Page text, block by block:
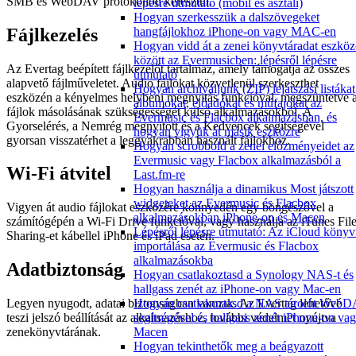
lépésre útmutató (mobil és asztali)
Hogyan szerkesszük a dalszövegeket
hangfájlokhoz iPhone-on vagy MAC-en
Hogyan vidd át a zenei könyvtáradat
között az Evermusicben: lépésről lépésre
útmutató
Hogyan archiváljunk (ZIP) lejátszási
albumokat, előadókat és műfajokat az
Evermusic és Flacbox alkalmazásban, és
hogyan vigyük át másik eszközre
Hogyan scrobbold a zenei előzményeidet az
Evermusic vagy Flacbox alkalmazásból a
Last.fm-re
Hogyan használja a dinamikus Most játszott
widgeteket az Evermusic és Flacbox
alkalmazásokban iPhone-on és Macen
Lépésről lépésre útmutató: Az iCloud
importálása az Evermusic és Flacbox
alkalmazásokba
Hogyan csatlakoztasd a Synology NAS-t és
hallgass zenét az iPhone-on vagy Mac-en
Hogyan csatlakoztasd a NAS tárolót
segítségével és hallgass zenét iPhone-on
Macen
Hogyan tekinthetők meg a beágyazott
Fájlkezelés
Az Evertag beépített fájlkezelőt tartalmaz, amely támogatja az összes
alapvető fájlműveletet. Audio fájlokat közvetlenül szerkeszthet
eszközén a kényelmes helybeni megnyitás funkcióval, megszüntetve
fájlok másolásának szükségességét külső alkalmazásokból. A
Gyorselérés, a Nemrég megnyitott és a Kedvencek segítségével
gyorsan visszatérhet a leggyakrabban használt fájlokhoz.
Wi-Fi átvitel
Vigyen át audio fájlokat eszközére könnyedén egy böngészővel a
számítógépén a Wi-Fi Drive funkcióval, vagy használja az iTunes File
Sharing-et kábellel iPhone és iPad esetén.
Adatbiztonság
Legyen nyugodt, adatai biztonságban vannak. Az Evertag lehetővé
teszi jelszó beállítását az alkalmazáshoz, további védelmet nyújtva
zenekönyvtárának.